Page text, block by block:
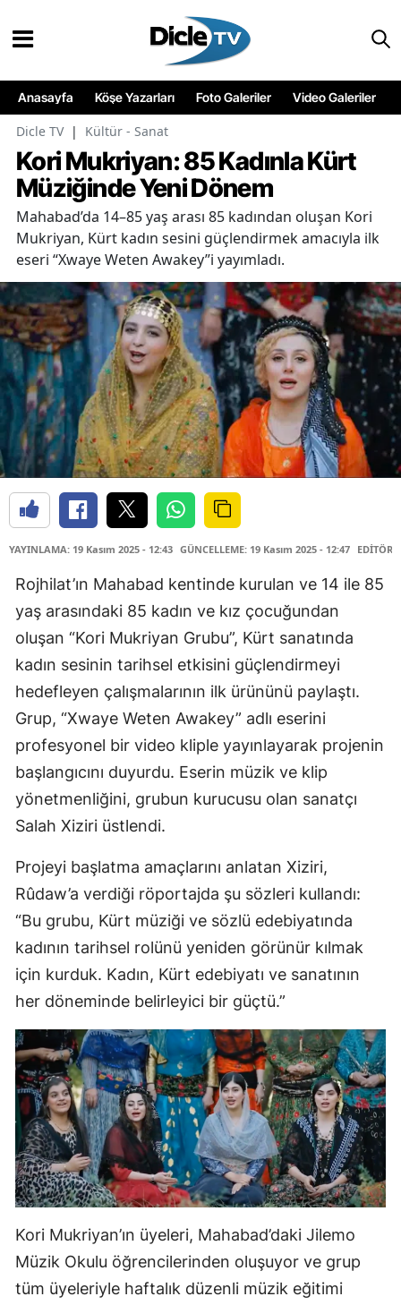
Anasayfa Köşe Yazarları Foto Galeriler Video Galeriler
Dicle TV | Kültür - Sanat
Kori Mukriyan: 85 Kadınla Kürt
Müziğinde Yeni Dönem
Mahabad’da 14–85 yaş arası 85 kadından oluşan Kori
Mukriyan, Kürt kadın sesini güçlendirmek amacıyla ilk
eseri “Xwaye Weten Awakey”i yayımladı.
YAYINLAMA: 19 Kasım 2025 - 12:43 GÜNCELLEME: 19 Kasım 2025 - 12:47 EDİTÖR:
Rojhilat’ın Mahabad kentinde kurulan ve 14 ile 85
yaş arasındaki 85 kadın ve kız çocuğundan
oluşan “Kori Mukriyan Grubu”, Kürt sanatında
kadın sesinin tarihsel etkisini güçlendirmeyi
hedefleyen çalışmalarının ilk ürününü paylaştı.
Grup, “Xwaye Weten Awakey” adlı eserini
profesyonel bir video kliple yayınlayarak projenin
başlangıcını duyurdu. Eserin müzik ve klip
yönetmenliğini, grubun kurucusu olan sanatçı
Salah Xiziri üstlendi.
Projeyi başlatma amaçlarını anlatan Xiziri,
Rûdaw’a verdiği röportajda şu sözleri kullandı:
“Bu grubu, Kürt müziği ve sözlü edebiyatında
kadının tarihsel rolünü yeniden görünür kılmak
için kurduk. Kadın, Kürt edebiyatı ve sanatının
her döneminde belirleyici bir güçtü.”
Kori Mukriyan’ın üyeleri, Mahabad’daki Jilemo
Müzik Okulu öğrencilerinden oluşuyor ve grup
tüm üyeleriyle haftalık düzenli müzik eğitimi